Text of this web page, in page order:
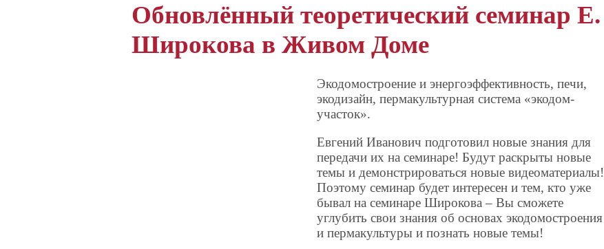
Обновлённый теоретический семинар Е.
Широкова в Живом Доме
Экодомостроение и энергоэффективность, печи,
экодизайн, пермакультурная система «экодом-
участок».
Евгений Иванович подготовил новые знания для
передачи их на семинаре! Будут раскрыты новые
темы и демонстрироваться новые видеоматериалы!
Поэтому семинар будет интересен и тем, кто уже
бывал на семинаре Широкова – Вы сможете
углубить свои знания об основах экодомостроения
и пермакультуры и познать новые темы!